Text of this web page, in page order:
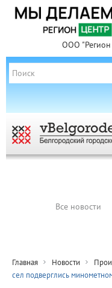
ООО
Все новости
Главная Новости
сел подверглись